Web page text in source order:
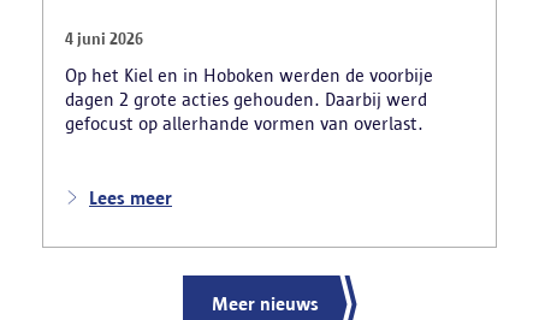
4 juni 2026
Op het Kiel en in Hoboken werden de voorbije
dagen 2 grote acties gehouden. Daarbij werd
gefocust op allerhande vormen van overlast.
Lees meer
Meer nieuws